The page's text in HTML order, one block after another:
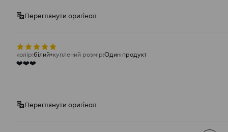
Переглянути оригінал
колір:білий куплений розмір:Один продукт
❤️❤️❤️
Переглянути оригінал